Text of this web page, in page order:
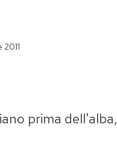
prima dell'alba,